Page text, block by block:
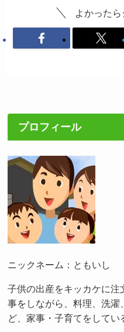
よかったら
プロフィール
ニックネーム：ともいし
子供の出産をキッカケに
事をしながら、料理、洗
ど、家事・子育てをしてい